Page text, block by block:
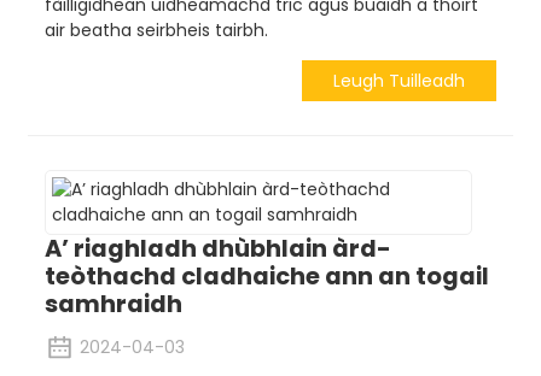
fàilligidhean uidheamachd tric agus buaidh a thoirt
air beatha seirbheis tairbh.
Leugh Tuilleadh
A’ riaghladh dhùbhlain àrd-
teòthachd cladhaiche ann an togail
samhraidh
2024-04-03